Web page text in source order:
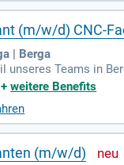
(m/w/d) CNC-
| Berga
unseres Teams in
in der CNC-
auf Maßhaltigkeit
deiner
+weitere Benefits
(m/w/d)